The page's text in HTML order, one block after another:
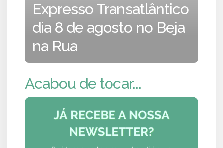
Expresso Transatlântico
dia 8 de agosto no Beja
na Rua
Acabou de tocar...